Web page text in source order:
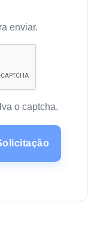
enviar.
o captcha.